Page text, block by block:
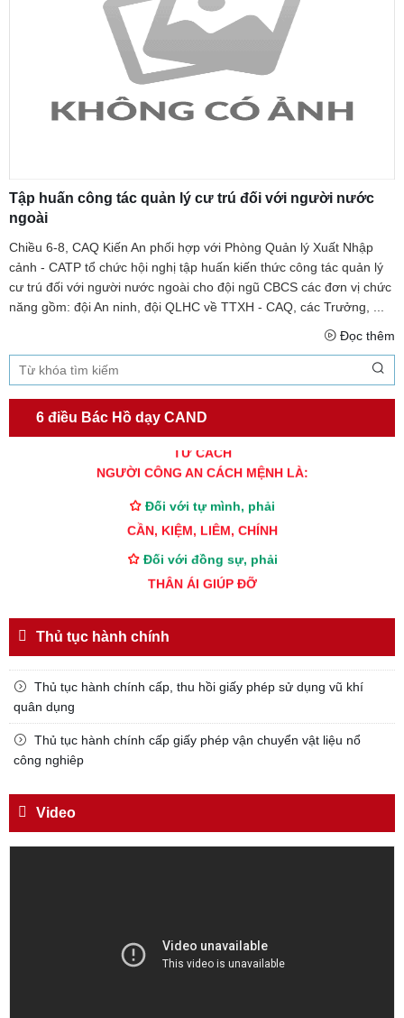
Tập huấn công tác quản lý cư trú đối với người nước
ngoài
Chiều 6-8, CAQ Kiến An phối hợp với Phòng Quản lý Xuất Nhập
cảnh - CATP tổ chức hội nghị tập huấn kiến thức công tác quản lý
cư trú đối với người nước ngoài cho đội ngũ CBCS các đơn vị chức
năng gồm: đội An ninh, đội QLHC về TTXH - CAQ, các Trưởng, ...
Đọc thêm
6 điều Bác Hồ dạy CAND
NGƯỜI CÔNG AN CÁCH MỆNH LÀ:
Đối với tự mình, phải
CẦN, KIỆM, LIÊM, CHÍNH
Đối với đồng sự, phải
THÂN ÁI GIÚP ĐỠ
TUYỆT ĐỐI TRUNG THÀNH
Đối với nhân dân, phải
KÍNH TRỌNG LỄ PHÉP
TẬN TỤY
Thủ tục hành chính
Thủ tục hành chính cấp, thu hồi giấy phép sử dụng vũ khí
quân dụng
Thủ tục hành chính cấp giấy phép vận chuyển vật liệu nổ
công nghiêp
Video